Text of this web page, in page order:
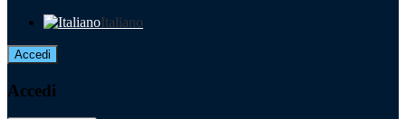
Italiano
Accedi
Accedi